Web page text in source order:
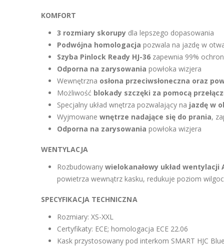
KOMFORT
3 rozmiary skorupy dla lepszego dopasowania
Podwójna homologacja pozwala na jazdę w
Szyba Pinlock Ready HJ-36 zapewnia 99%
Odporna na zarysowania powłoka wizjera
Wewnętrzna osłona przeciwsłoneczna oraz
Możliwość blokady szczęki za pomocą
Specjalny układ wnętrza pozwalający na jazdę w
Wyjmowane wnętrze nadające się do prania,
Odporna na zarysowania powłoka wizjera
WENTYLACJA
Rozbudowany wielokanałowy układ wentylacji
powietrza wewnątrz kasku, redukuje poziom
SPECYFIKACJA TECHNICZNA
Rozmiary: XS-XXL
Certyfikaty: ECE; homologacja ECE 22.06
Kask przystosowany pod interkom SMART HJC